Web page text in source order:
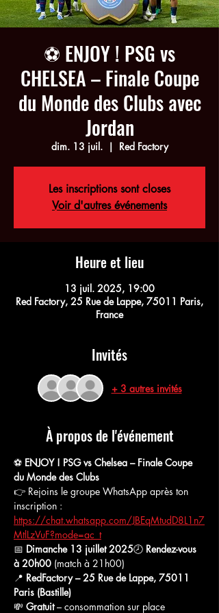
⚽ ENJOY ! PSG vs
CHELSEA – Finale Coupe
du Monde des Clubs avec
Jordan
dim. 13 juil.
  |
Red Factory
Les inscriptions sont closes
Voir d'autres événements
Heure et lieu
13 juil. 2025, 19:00
Red Factory, 25 Rue de Lappe, 75011 Paris,
France
Invités
+ 3 autres invités
À propos de l'événement
⚽ ENJOY ! PSG vs Chelsea – Finale Coupe
du Monde des Clubs
👉 Rejoins le groupe WhatsApp après ton
inscription :
https://chat.whatsapp.com/JBEqMtudD8L1n7
MtlLzVuF?mode=ac_t
📅 Dimanche 13 juillet 2025🕗 Rendez-vous
à 20h00 (match à 21h00)
📍 RedFactory – 25 Rue de Lappe, 75011
Paris (Bastille)
💸 Gratuit – consommation sur place